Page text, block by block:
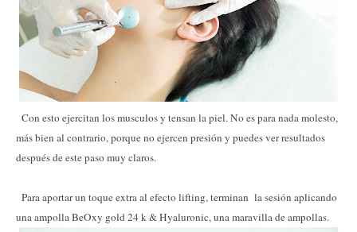
Con esto ejercitan los musculos y tensan la piel. No es para nada molesto,
más bien al contrario, porque no ejercen presión y puedes ver resultados
después de este paso muy claros.
Para aportar un toque extra al efecto lifting, terminan la sesión aplicando
una ampolla BeOxy gold 24 k & Hyaluronic, una maravilla de ampollas.